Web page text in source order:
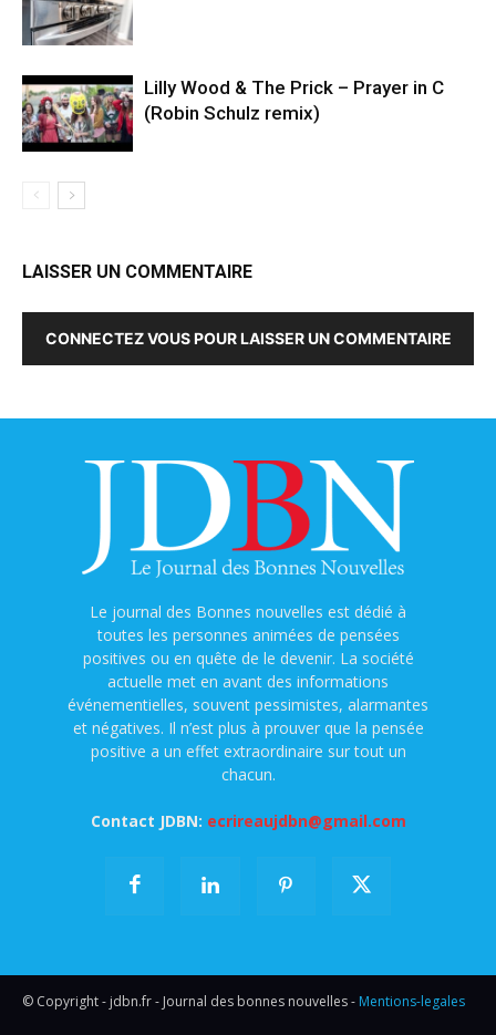
Lilly Wood & The Prick – Prayer in C
(Robin Schulz remix)
LAISSER UN COMMENTAIRE
CONNECTEZ VOUS POUR LAISSER UN COMMENTAIRE
Le journal des Bonnes nouvelles est dédié à
toutes les personnes animées de pensées
positives ou en quête de le devenir. La société
actuelle met en avant des informations
événementielles, souvent pessimistes, alarmantes
et négatives. Il n’est plus à prouver que la pensée
positive a un effet extraordinaire sur tout un
chacun.
Contact JDBN: ecrireaujdbn@gmail.com
© Copyright - jdbn.fr - Journal des bonnes nouvelles - Mentions-legales